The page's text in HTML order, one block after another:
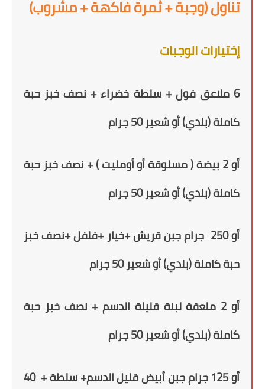
تناول (وجبة + ثمرة فاكهة + مشروب)
إختيارات الوجبات
6 ملاعق فول + سلطة خضراء + نصف خبز حبة
كاملة(بلدي)أو شعير50جرام
أو2 بيضة ( مسلوقة أو أومليت ) + نصف خبز حبة
كاملة(بلدي)أو شعير50جرام
أو 250 جرام جبن قريش + خيار +فلفل+نصف خبز
حبة كاملة(بلدي)أو شعير50جرام
أو 2 ملعقة لبنة قليلة الدسم + نصف خبز حبة
كاملة(بلدي)أو شعير50جرام
أو 125 جرام جبن أبيض قليل الدسم+ سلطة + 40